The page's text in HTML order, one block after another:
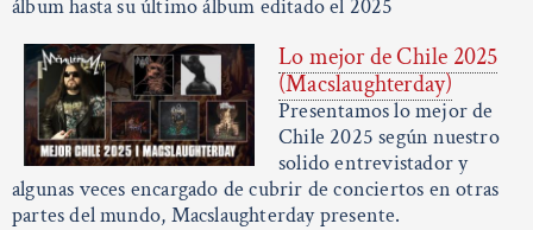
álbum hasta su último álbum editado el 2025
Lo mejor de Chile 2025
(Macslaughterday)
Presentamos lo mejor de
Chile 2025 según nuestro
solido entrevistador y
algunas veces encargado de cubrir de conciertos en otras
partes del mundo, Macslaughterday presente.